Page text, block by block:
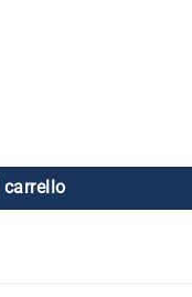
sfaccettature Libro quantità